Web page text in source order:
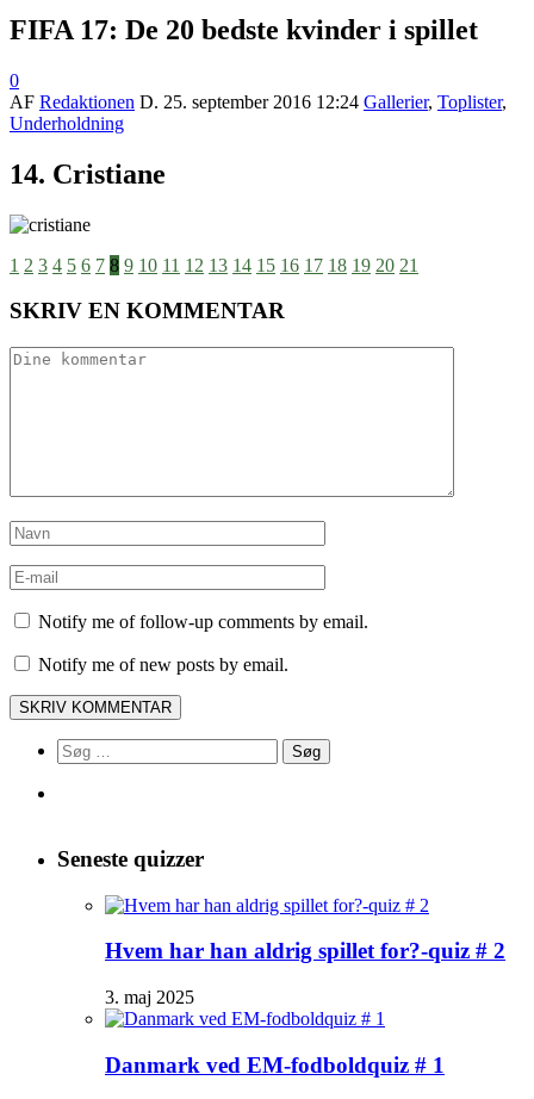
FIFA 17: De 20 bedste kvinder i spillet
0
AF Redaktionen D. 25. september 2016 12:24 Gallerier, Toplister,
Underholdning
14. Cristiane
1 2 3 4 5 6 7 8 9 10 11 12 13 14 15 16 17 18 19 20 21
SKRIV EN KOMMENTAR
Notify me of follow-up comments by email.
Notify me of new posts by email.
Søg
efter:
Seneste quizzer
Hvem har han aldrig spillet for?-quiz # 2
3. maj 2025
Danmark ved EM-fodboldquiz # 1